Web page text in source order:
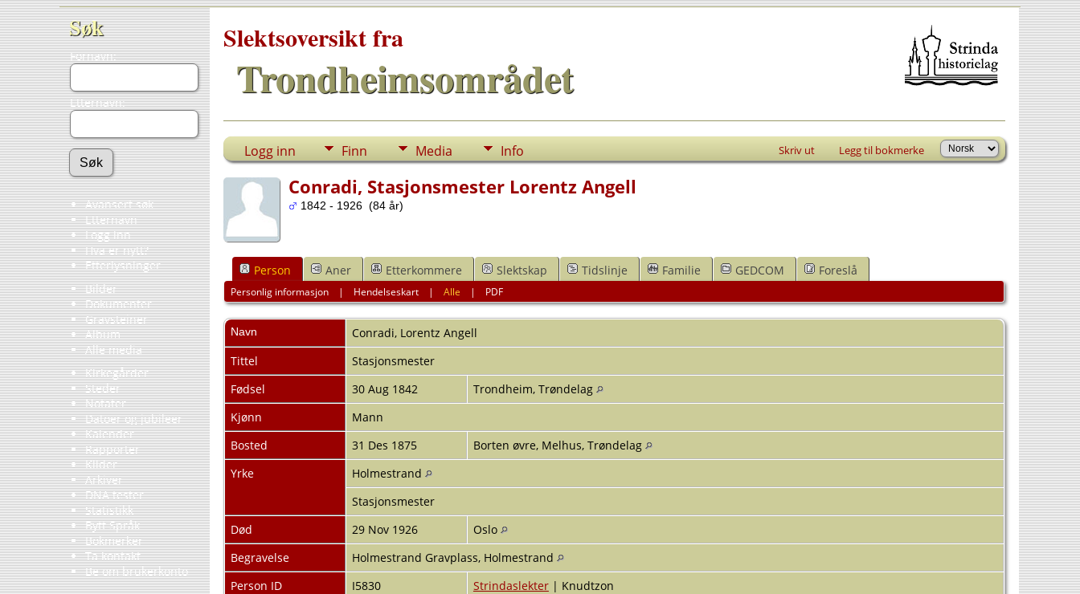
Søk
Fornavn:
Etternavn:
Avansert søk
Etternavn
Logg inn
Hva er nytt?
Etterlysninger
Bilder
Dokumenter
Gravsteiner
Album
Alle media
Kirkegårder
Steder
Notater
Datoer og jubileer
Kalender
Rapporter
Kilder
Arkiver
DNA tester
Statistikk
Bytt Språk
Bokmerker
Ta kontakt
Be om brukerkonto
Slektsoversikt fra
Trondheimsområdet
Logg inn Finn Media Info Skriv ut Legg til bokmerke
Conradi, Stasjonsmester Lorentz Angell
1842 - 1926 (84 år)
Person Aner Etterkommere Slektskap Tidslinje Familie GEDCOM Foreslå
Personlig informasjon | Hendelseskart |Alle | PDF
Navn Conradi, Lorentz Angell
Tittel
Stasjonsmester
Fødsel
30 Aug 1842
Trondheim, Trøndelag
Kjønn
Mann
Bosted
31 Des 1875
Borten øvre, Melhus, Trøndelag
Yrke
Holmestrand
Stasjonsmester
Død
29 Nov 1926
Oslo
Begravelse
Holmestrand Gravplass, Holmestrand
Person ID
I5830 Strindaslekter| Knudtzon